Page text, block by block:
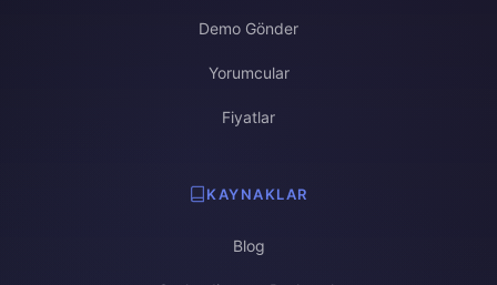
Demo Gönder
Yorumcular
Fiyatlar
KAYNAKLAR
Blog